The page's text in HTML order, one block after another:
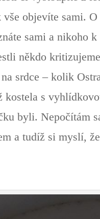
vše objevíte sami.
sami a nikoho
někdo
srdce – kolik
kostela s
byli. Nepočítám
a tudíž si myslí,